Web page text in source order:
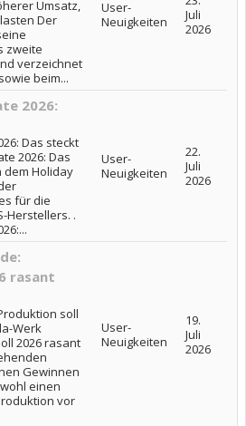
Umsatz,
Der
zweite
verzeichnet
beim...
User-
Neuigkeiten
Juli
2026
2026:
Das steckt
2026: Das
dem Holiday
für die
Herstellers. .
User-
Neuigkeiten
22.
Juli
2026
rasant
soll
Werk
2026 rasant
Gewinnen
einen
vor
User-
Neuigkeiten
19.
Juli
2026